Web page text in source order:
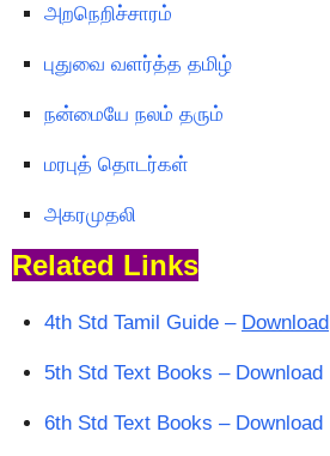
அறநெறிச்சாரம்
புதுவை வளர்த்த தமிழ்
நன்மையே நலம் தரும்
மரபுத் தொடர்கள்
அகரமுதலி
Related Links
4th Std Tamil Guide – Download
5th Std Text Books – Download
6th Std Text Books – Download